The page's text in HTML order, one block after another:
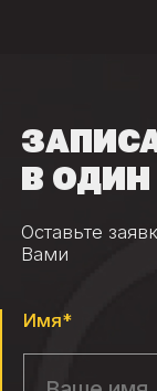
В
Оставьте
Вами
Имя*